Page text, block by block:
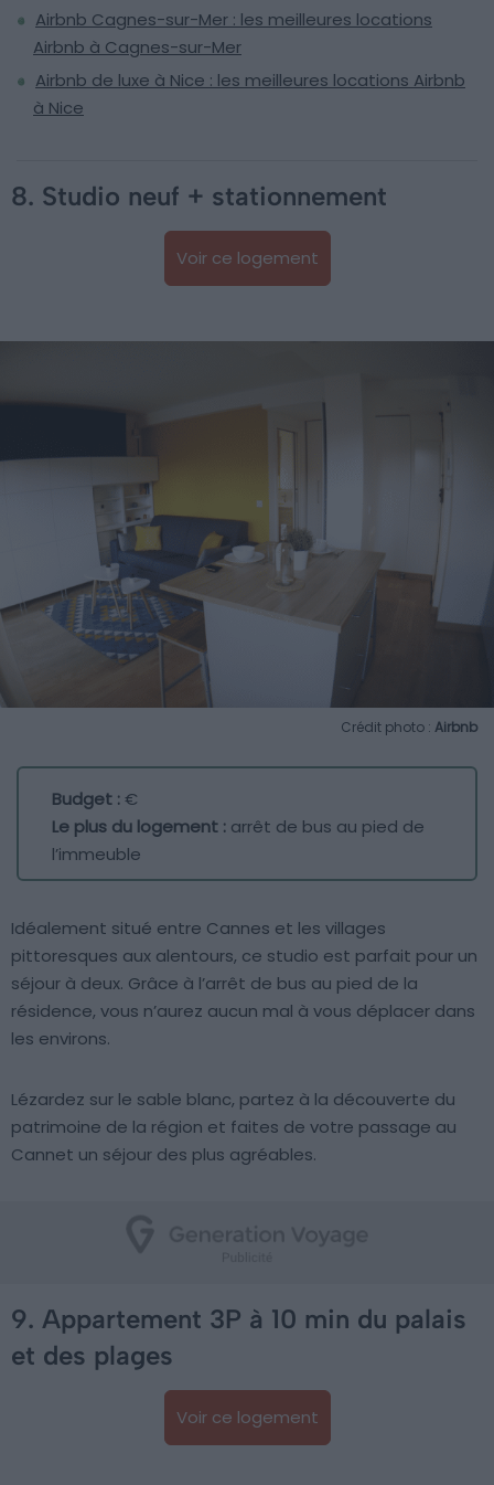
Airbnb Cagnes-sur-Mer : les meilleures locations
Airbnb à Cagnes-sur-Mer
Airbnb de luxe à Nice : les meilleures locations Airbnb
à Nice
8. Studio neuf + stationnement
Voir ce logement
Crédit photo : Airbnb
Budget :€
Le plus du logement : arrêt de bus au pied de
l’immeuble
Idéalement situé entre Cannes et les villages
pittoresques aux alentours, ce studio est parfait pour un
séjour à deux. Grâce à l’arrêt de bus au pied de la
résidence, vous n’aurez aucun mal à vous déplacer dans
les environs.
Lézardez sur le sable blanc, partez à la découverte du
patrimoine de la région et faites de votre passage au
Cannet un séjour des plus agréables.
9. Appartement 3P à 10 min du palais
et des plages
Voir ce logement